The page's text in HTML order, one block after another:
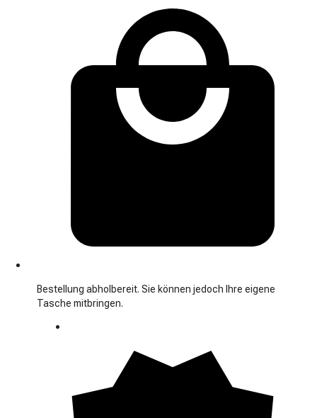
Bestellung abholbereit. Sie können jedoch Ihre eigene
Tasche mitbringen.